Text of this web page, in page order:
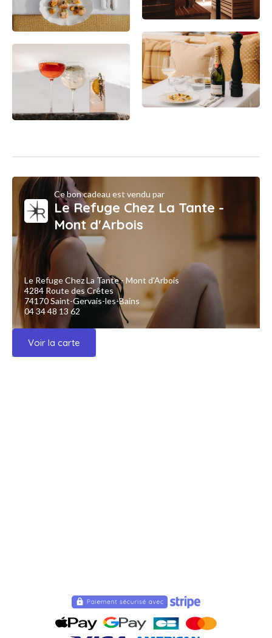
Ce bon cadeau est vendu par
Le Refuge Chez La Tante -
Mont d'Arbois
Le Refuge Chez La Tante - Mont d'Arbois
4284 Route des Crêtes
74170 Saint-Gervais-les-Bains
04 34 48 13 62
Voir la carte